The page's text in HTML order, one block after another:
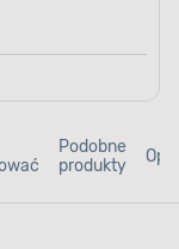
Podobne
produkty